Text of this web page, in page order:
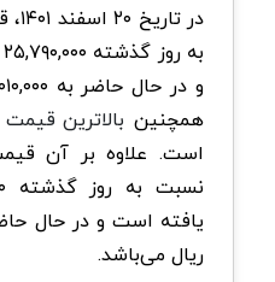
در
همچنین بالاترین قیمت
است. علاوه بر آن
ریال می‌باشد.